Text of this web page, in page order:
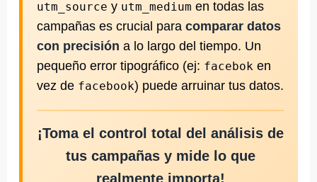
utm_source y utm_medium en todas las
campañas es crucial para comparar datos
con precisión a lo largo del tiempo. Un
pequeño error tipográfico (ej: facebok en
vez de facebook) puede arruinar tus datos.
¡Toma el control total del análisis de
tus campañas y mide lo que
realmente importa!